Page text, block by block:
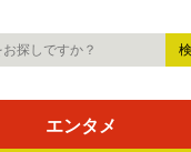
エンタメ